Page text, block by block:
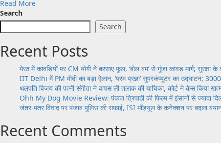
की
कमान
को
समर्पित
दिल्ली-
एक्सप्रेसवे,
अब
सिर्फ
6
घंटे
पहुंचेंगे
Read More
about
दिल्ली
सबसे
समस्या
पर
बोले
राहुल
गांधी
“हम
Search
Search
Recent Posts
मेरठ में कांवड़ियों पर CM योगी ने बरसाए फूल, ‘बोल बम’ से गूंजा कांवड़ मार्ग; सुरक्षा
IIT Delhi में PM मोदी का बड़ा ऐलान, ‘परम प्रज्ञा’ सुपरकंप्यूटर का उद्घाटन; 3000
थलपति विजय की पत्नी संगीता ने वापस ली तलाक की याचिका, कोर्ट ने केस किया
Ohh My Dog Movie Review: पंकज त्रिपाठी की फिल्म में इंसानों से ज्यादा
जंतर-मंतर विवाद पर पंजाब पुलिस की सफाई, ISI मॉड्यूल के कनेक्शन पर बदला
Recent Comments